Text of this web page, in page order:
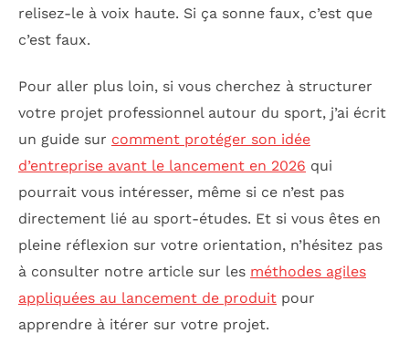
relisez-le à voix haute. Si ça sonne faux, c’est que
c’est faux.
Pour aller plus loin, si vous cherchez à structurer
votre projet professionnel autour du sport, j’ai écrit
un guide sur comment protéger son idée
d’entreprise avant le lancement en 2026 qui
pourrait vous intéresser, même si ce n’est pas
directement lié au sport-études. Et si vous êtes en
pleine réflexion sur votre orientation, n’hésitez pas
à consulter notre article sur les méthodes agiles
appliquées au lancement de produit pour
apprendre à itérer sur votre projet.